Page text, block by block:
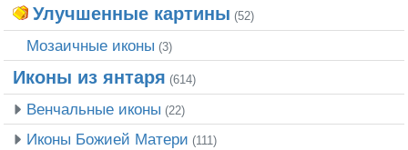
Улучшенные картины (52)
Мозаичные иконы (3)
Иконы из янтаря (614)
Венчальные иконы (22)
Иконы Божией Матери (111)